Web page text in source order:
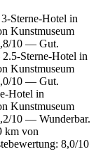
Sterne-Hotel in
Kunstmuseum
10 — Gut.
Sterne-Hotel in
Kunstmuseum
10 — Gut.
Hotel in
Kunstmuseum
10 — Wunderbar.
km von
8,0/10